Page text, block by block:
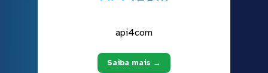
api4com
Saiba mais →